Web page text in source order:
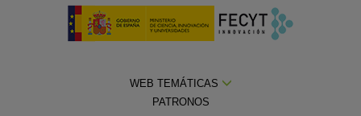
WEB TEMÁTICAS
PATRONOS